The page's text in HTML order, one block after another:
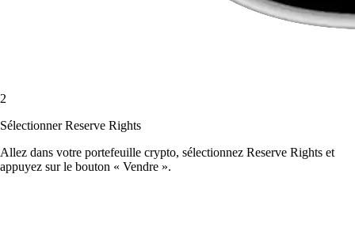
2
Sélectionner Reserve Rights
Allez dans votre portefeuille crypto, sélectionnez Reserve Rights et
appuyez sur le bouton « Vendre ».